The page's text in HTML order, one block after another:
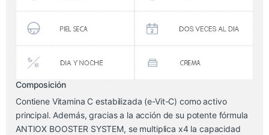
Composición
Contiene Vitamina C estabilizada (e-Vit-C) como activo
principal. Además, gracias a la acción de su potente fórmula
ANTIOX BOOSTER SYSTEM, se multiplica x4 la capacidad